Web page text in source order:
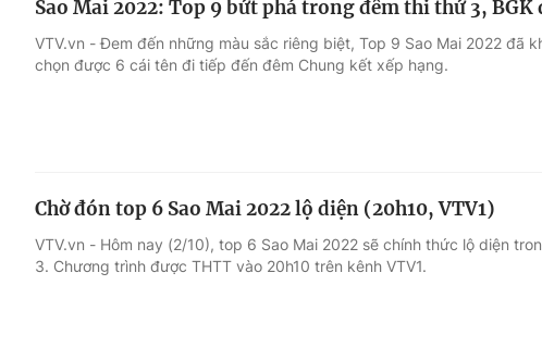
Sao Mai 2022: Top 9 bứt phá trong đêm thi thứ 3, BGK
VTV.vn - Đem đến những màu sắc riêng biệt, Top 9 Sao Mai 2022 đã
chọn được 6 cái tên đi tiếp đến đêm Chung kết xếp hạng.
Chờ đón top 6 Sao Mai 2022 lộ diện (20h10, VTV1)
VTV.vn - Hôm nay (2/10), top 6 Sao Mai 2022 sẽ chính thức lộ diện
3. Chương trình được THTT vào 20h10 trên kênh VTV1.